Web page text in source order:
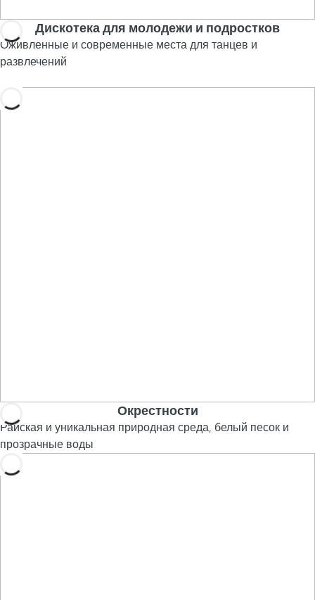
Дискотека для молодежи и подростков
Оживленные и современные места для танцев и
развлечений
Окрестности
Райская и уникальная природная среда, белый песок и
прозрачные воды